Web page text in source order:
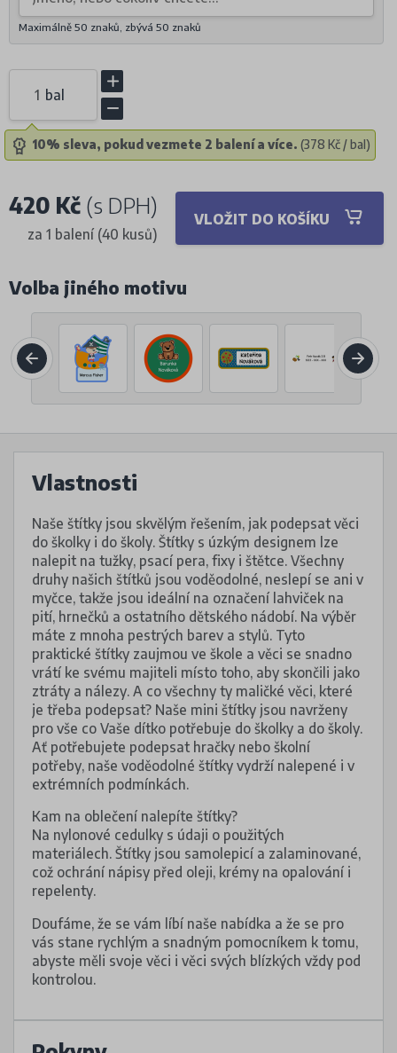
Maximálně 50 znaků, zbývá 50 znaků
bal
10% sleva, pokud vezmete 2 balení a více. (378 Kč / bal)
420 Kč (s DPH)
za 1 balení (40 kusů)
VLOŽIT DO KOŠÍKU
Volba jiného motivu
Vlastnosti
Naše štítky jsou skvělým řešením, jak podepsat věci
do školky i do školy. Štítky s úzkým designem lze
nalepit na tužky, psací pera, fixy i štětce. Všechny
druhy našich štítků jsou voděodolné, neslepí se ani v
myčce, takže jsou ideální na označení lahviček na
pití, hrnečků a ostatního dětského nádobí. Na výběr
máte z mnoha pestrých barev a stylů. Tyto
praktické štítky zaujmou ve škole a věci se snadno
vrátí ke svému majiteli místo toho, aby skončili jako
ztráty a nálezy. A co všechny ty maličké věci, které
je třeba podepsat? Naše mini štítky jsou navrženy
pro vše co Vaše dítko potřebuje do školky a do školy.
Ať potřebujete podepsat hračky nebo školní
potřeby, naše voděodolné štítky vydrží nalepené i v
extrémních podmínkách.
Kam na oblečení nalepíte štítky?
Na nylonové cedulky s údaji o použitých
materiálech. Štítky jsou samolepicí a zalaminované,
což ochrání nápisy před oleji, krémy na opalování i
repelenty.
Doufáme, že se vám líbí naše nabídka a že se pro
vás stane rychlým a snadným pomocníkem k tomu,
abyste měli svoje věci i věci svých blízkých vždy pod
kontrolou.